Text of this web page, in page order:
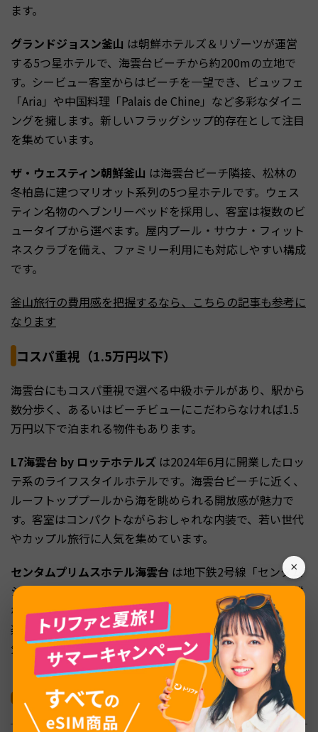
×
ます。
グランドジョスン釜山 は朝鮮ホテルズ＆リゾーツが運営
する5つ星ホテルで、海雲台ビーチから約200mの立地で
す。シービュー客室からはビーチを一望でき、ビュッフェ
「Aria」や中国料理「Palais de Chine」など多彩なダイニ
ングを擁します。新しいフラッグシップ的存在として注目
を集めています。
ザ・ウェスティン朝鮮釜山 は海雲台ビーチ隣接、松林の
冬柏島に建つマリオット系列の5つ星ホテルです。ウェス
ティン名物のヘブンリーベッドを採用し、客室は複数のビ
ュータイプから選べます。屋内プール・サウナ・フィット
ネスクラブを備え、ファミリー利用にも対応しやすい構成
です。
釜山旅行の費用感を把握するなら、こちらの記事も参考に
なります
コスパ重視（1.5万円以下）
海雲台にもコスパ重視で選べる中級ホテルがあり、駅から
数分歩く、あるいはビーチビューにこだわらなければ1.5
万円以下で泊まれる物件もあります。
L7海雲台 by ロッテホテルズ は2024年6月に開業したロッ
テ系のライフスタイルホテルです。海雲台ビーチに近く、
ルーフトッププールから海を眺められる開放感が魅力で
す。客室はコンパクトながらおしゃれな内装で、若い世代
やカップル旅行に人気を集めています。
センタムプリムスホテル海雲台 は地下鉄2号線「センタム
シティ駅」周辺の中規模ホテルです。ビーチからは少し離
れる代わりに、新世界センタムシティでのショッピングを
楽しめます。1万円前後で泊まれる時期もあり、リゾート
気分とコスパを両立したい滞在に向きます。
西面で選ぶ｜観光・ショッピング・交通アクセス
を優先するなら